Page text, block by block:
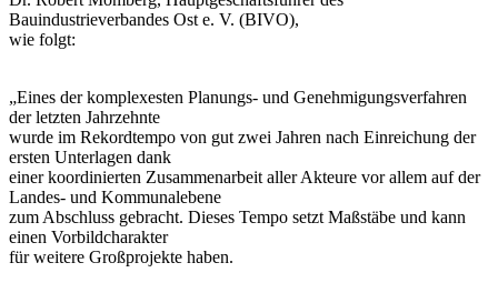
Bauindustrieverbandes Ost e. V. (BIVO),
wie folgt:
„Eines der komplexesten Planungs- und Genehmigungsverfahren
der letzten Jahrzehnte
wurde im Rekordtempo von gut zwei Jahren nach Einreichung der
ersten Unterlagen dank
einer koordinierten Zusammenarbeit aller Akteure vor allem auf der
Landes- und Kommunalebene
zum Abschluss gebracht. Dieses Tempo setzt Maßstäbe und kann
einen Vorbildcharakter
für weitere Großprojekte haben.